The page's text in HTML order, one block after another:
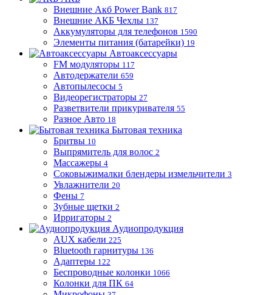
Внешние Акб Power Bank 817
Внешние АКБ Чехлы 137
Аккумуляторы для телефонов 1590
Элементы питания (батарейки) 19
Автоаксессуары
FM модуляторы 117
Автодержатели 659
Автопылесосы 5
Видеорегистраторы 27
Разветвители прикуривателя 55
Разное Авто 18
Бытовая техника
Бритвы 10
Выпрямитель для волос 2
Массажеры 4
Соковыжималки блендеры измельчители 3
Увлажнители 20
Фены 7
Зубные щетки 2
Ирригаторы 2
Аудиопродукция
AUX кабели 225
Bluetooth гарнитуры 136
Адаптеры 122
Беспроводные колонки 1066
Колонки для ПК 64